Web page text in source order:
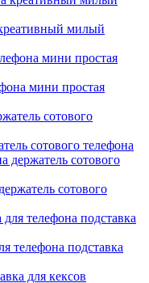
милый
мини простая
сотового телефона
сотового
телефона подставка